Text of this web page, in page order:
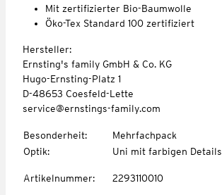
Mit zertifizierter Bio-Baumwolle
Öko-Tex Standard 100 zertifiziert
Hersteller:
Ernsting's family GmbH & Co. KG
Hugo-Ernsting-Platz 1
D-48653 Coesfeld-Lette
service@ernstings-family.com
Besonderheit:
Mehrfachpack
Optik: Uni mit farbigen Details
Artikelnummer: 2293110010